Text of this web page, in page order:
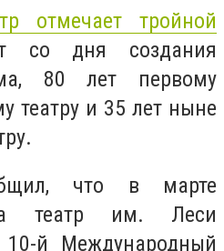
отмечает тройной
со дня создания
80 лет первому
театру и 35 лет ныне
что в марте
театр им. Леси
й Международный